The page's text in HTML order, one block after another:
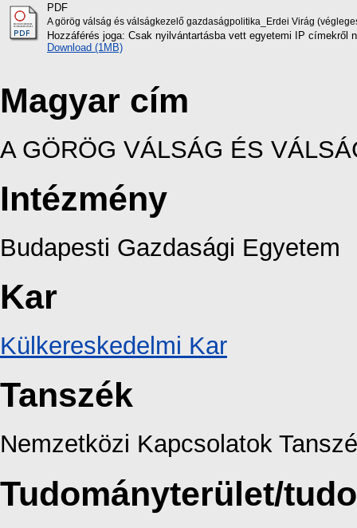
PDF
A görög válság és válságkezelő gazdaságpolitika_Erdei Virág
Hozzáférés joga: Csak nyilvántartásba vett egyetemi IP címekről
Download (1MB)
Magyar cím
A GÖRÖG VÁLSÁG ÉS
Intézmény
Budapesti Gazdasági Egyetem
Kar
Külkereskedelmi Kar
Tanszék
Nemzetközi Kapcsolatok
Tudományterület/